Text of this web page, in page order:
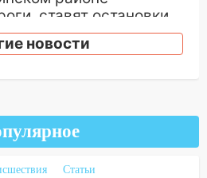
ставят остановки
освещение
бесплатно покажут
открытым небом
новости
Статьи